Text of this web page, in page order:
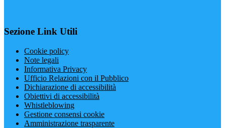
Sezione Link Utili
Cookie policy
Note legali
Informativa Privacy
Ufficio Relazioni con il Pubblico
Dichiarazione di accessibilità
Obiettivi di accessibilità
Whistleblowing
Gestione consensi cookie
Amministrazione trasparente